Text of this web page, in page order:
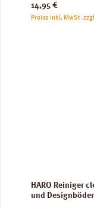
Regulärer Preis:
14,95 €
Preise inkl. MwSt.
HARO Reiniger
und